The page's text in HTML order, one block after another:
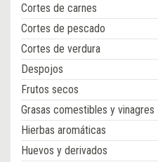
Cortes de carnes
Cortes de pescado
Cortes de verdura
Despojos
Frutos secos
Grasas comestibles y vinagres
Hierbas aromáticas
Huevos y derivados